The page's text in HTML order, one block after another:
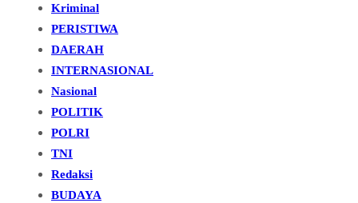
Kriminal
PERISTIWA
DAERAH
INTERNASIONAL
Nasional
POLITIK
POLRI
TNI
Redaksi
BUDAYA